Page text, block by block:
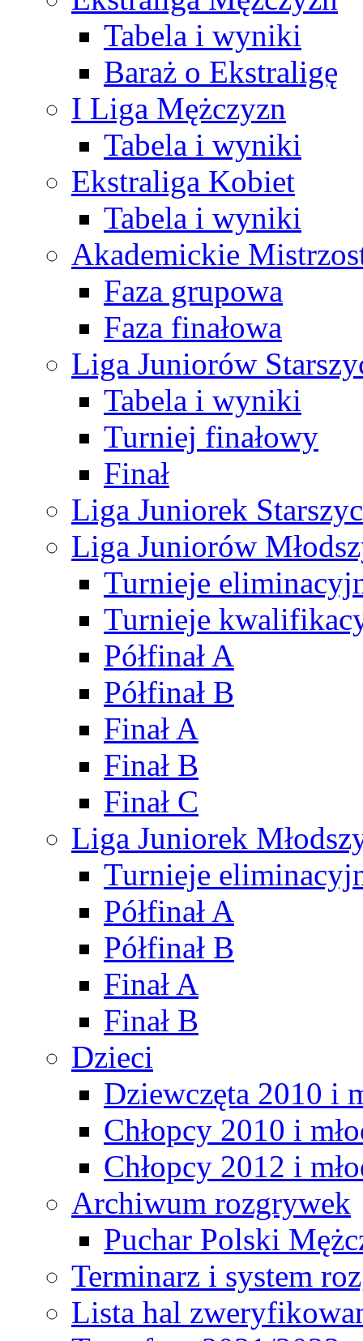
Tabela i wyniki
Baraż o Ekstraligę
I Liga Mężczyzn
Tabela i wyniki
Ekstraliga Kobiet
Tabela i wyniki
Akademickie
Faza grupowa
Faza finałowa
Liga Juniorów
Tabela i wyniki
Turniej finałowy
Finał
Liga Juniorek
Liga Juniorów
Turnieje
Turnieje
Półfinał A
Półfinał B
Finał A
Finał B
Finał C
Liga Juniorek
Turnieje
Półfinał A
Półfinał B
Finał A
Finał B
Dzieci
Dziewczęta 2010 i
Chłopcy 2010 i
Chłopcy 2012 i
Archiwum rozgrywek
Puchar Polski
Terminarz i system
Lista hal